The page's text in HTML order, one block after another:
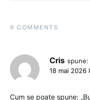
9 COMMENTS
Cris spune:
18 mai 2026
Cum se poate spune: